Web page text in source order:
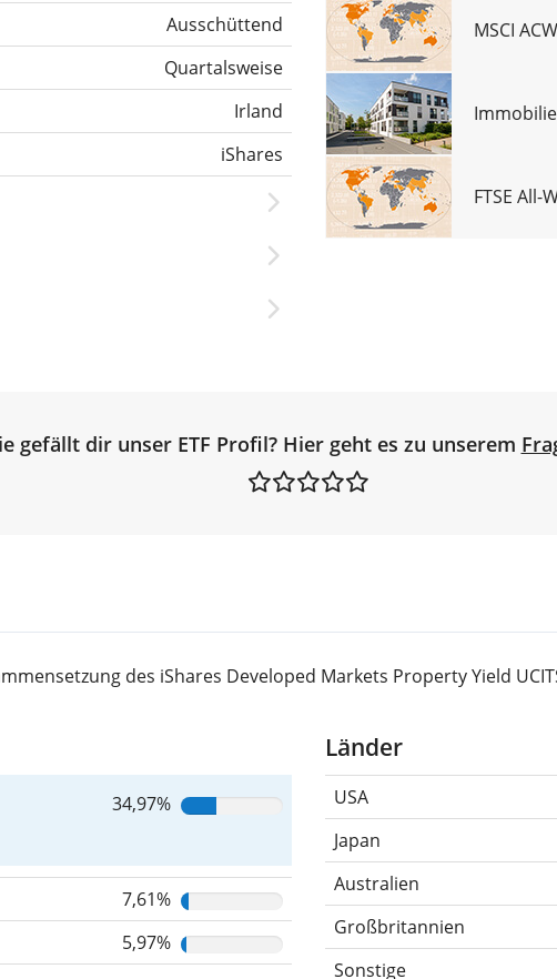
Ausschüttend
Quartalsweise
Irland
iShares
MSCI
FTSE All-
gefällt dir unser ETF Profil? Hier geht es zu unserem
des iShares Developed Markets Property Yield
34,97%
7,61%
5,97%
Länder
USA
Japan
Australien
Großbritannien
Sonstige